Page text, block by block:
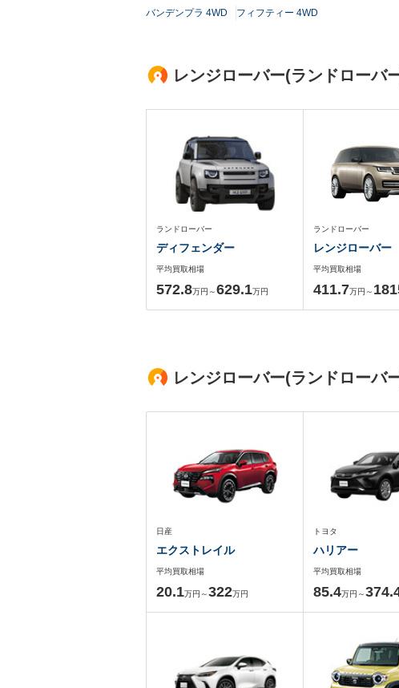
バンデンプラ 4WD フィフティー 4WD
レンジローバー(ランドローバ
ランドローバー
ディフェンダー
平均買取相場
572.8万円～629.1万円
ランドローバー
レンジローバー
平均買取相場
411.7万円～
レンジローバー(ランドローバ
日産
エクストレイル
平均買取相場
20.1万円～322万円
トヨタ
ハリアー
平均買取相場
85.4万円～